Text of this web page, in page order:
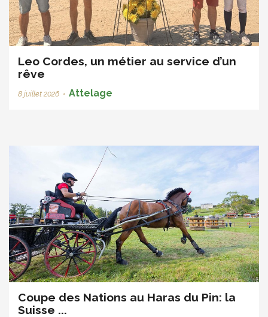
Leo Cordes, un métier au service d’un
rêve
8 juillet 2026 • Attelage
Coupe des Nations au Haras du Pin: la
Suisse ...